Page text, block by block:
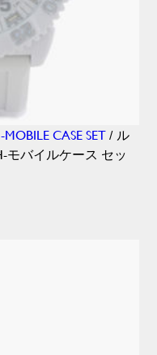
CASE SET/ ル
モバイルケース セッ